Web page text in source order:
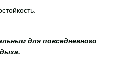
для повседневного